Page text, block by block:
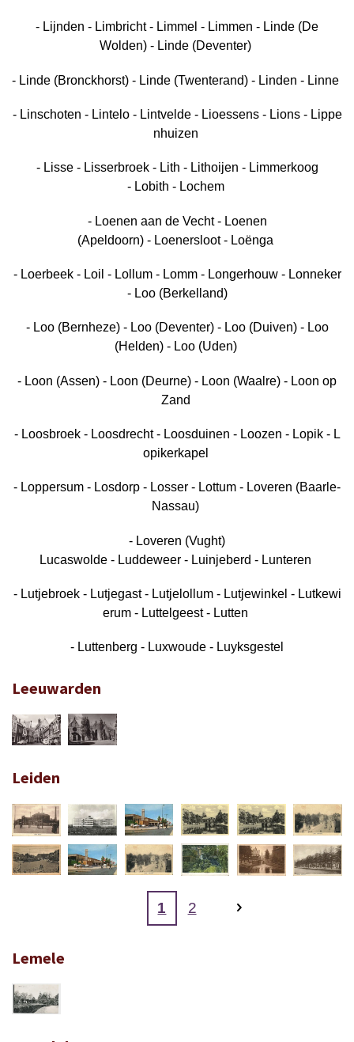
- Lijnden - Limbricht - Limmel - Limmen - Linde (De
Wolden) - Linde (Deventer)
- Linde (Bronckhorst) - Linde (Twenterand) - Linden - Linne
- Linschoten - Lintelo - Lintvelde - Lioessens - Lions - Lippe
nhuizen
- Lisse - Lisserbroek - Lith - Lithoijen - Limmerkoog
- Lobith - Lochem
- Loenen aan de Vecht - Loenen
(Apeldoorn) - Loenersloot - Loënga
- Loerbeek - Loil - Lollum - Lomm - Longerhouw - Lonneker
- Loo (Berkelland)
- Loo (Bernheze) - Loo (Deventer) - Loo (Duiven) - Loo
(Helden) - Loo (Uden)
- Loon (Assen) - Loon (Deurne) - Loon (Waalre) - Loon op
Zand
- Loosbroek - Loosdrecht - Loosduinen - Loozen - Lopik - L
opikerkapel
- Loppersum - Losdorp - Losser - Lottum - Loveren (Baarle-
Nassau)
- Loveren (Vught)
Lucaswolde - Luddeweer - Luinjeberd - Lunteren
- Lutjebroek - Lutjegast - Lutjelollum - Lutjewinkel - Lutkewi
erum - Luttelgeest - Lutten
- Luttenberg - Luxwoude - Luyksgestel
Leeuwarden
Leiden
1 2
Lemele